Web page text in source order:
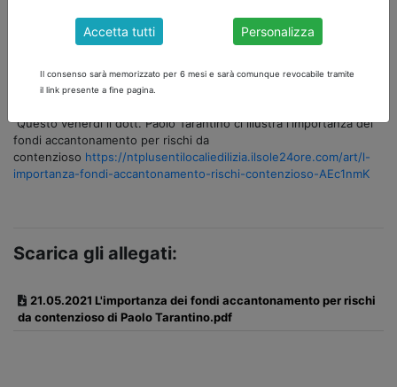
PER RISCHI DA CONTENZIOSO di Paolo
Tarantino
Questo venerdì il dott. Paolo Tarantino ci illustra l'importanza dei
fondi accantonamento per rischi da
contenzioso https://ntplusentilocaliedilizia.ilsole24ore.com/art/l-
importanza-fondi-accantonamento-rischi-contenzioso-AEc1nmK
Scarica gli allegati:
21.05.2021 L'importanza dei fondi accantonamento per rischi
da contenzioso di Paolo Tarantino.pdf
Accetta tutti Personalizza
Il consenso sarà memorizzato per 6 mesi e sarà comunque revocabile tramite
il link presente a fine pagina.